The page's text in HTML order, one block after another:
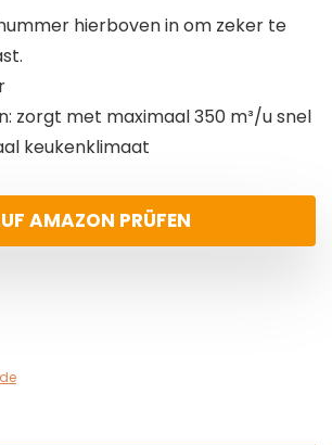
hierboven in om zeker te
zorgt met maximaal 350 m³/u snel
keukenklimaat
AMAZON PRÜFEN